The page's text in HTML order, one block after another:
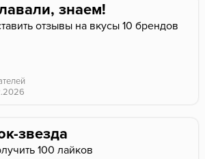
знаем!
отзывы на вкусы 10 брендов
звезда
100 лайков